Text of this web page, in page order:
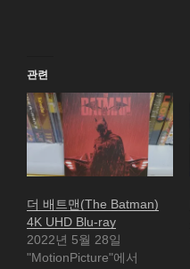
관련
더 배트맨(The Batman)
4K UHD Blu-ray
2022년 5월 28일
"MotionPicture"에서